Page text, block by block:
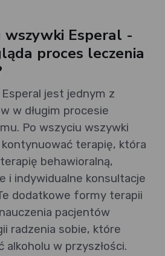
wszywki Esperal -
proces leczenia
jest jednym z
w długim procesie
Po wszyciu wszywki
terapię, która
behawioralną,
i indywidualne konsultacje
dodatkowe formy terapii
pacjentów
radzenia sobie, które
alkoholu w przyszłości.